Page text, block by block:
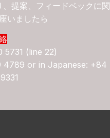
提案、フィードベックに関
いましたら
5731 (line 22)
4789 or in Japanese: +84